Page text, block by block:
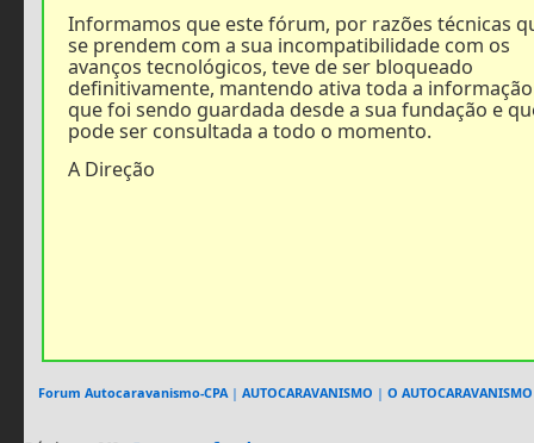
Informamos que este fórum, por razões técnicas
se prendem com a sua incompatibilidade com os
avanços tecnológicos, teve de ser bloqueado
definitivamente, mantendo ativa toda a informação
que foi sendo guardada desde a sua fundação e
pode ser consultada a todo o momento.
A Direção
Forum Autocaravanismo-CPA| AUTOCARAVANISMO | O AUTOCARAVANISMO